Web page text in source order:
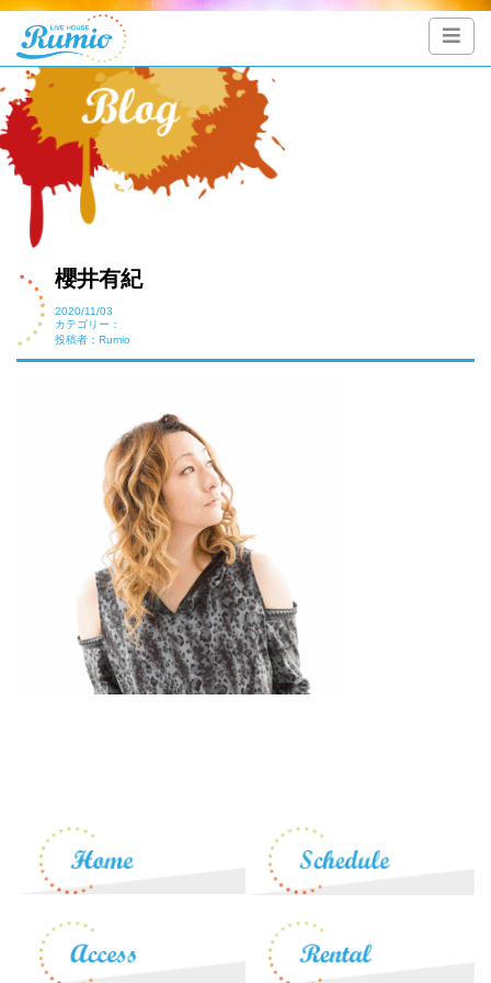
櫻井有紀
2020/11/03
カテゴリー：
投稿者：Rumio